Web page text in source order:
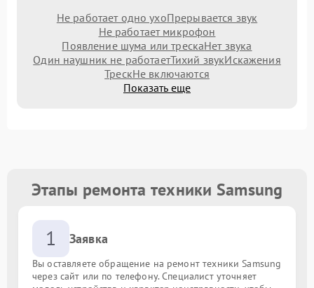
Не работает одно ухоПрерывается звук
Не работает микрофон
Появление шума или трескаНет звука
Один наушник не работаетТихий звукИскажения
ТрескНе включаются
Показать еще
Этапы ремонта техники Samsung
1 Заявка
Вы оставляете обращение на ремонт техники Samsung
через сайт или по телефону. Специалист уточняет